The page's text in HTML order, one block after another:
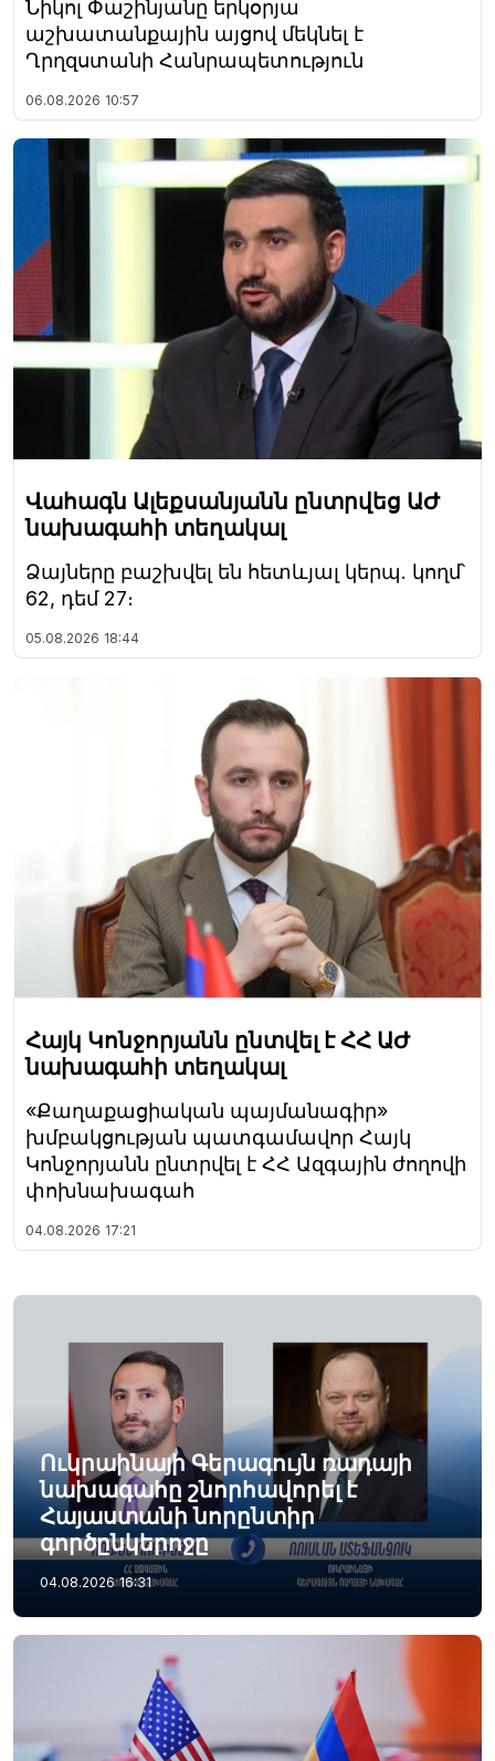
Նիկոլ Փաշինյանը երկօրյա
աշխատանքային այցով մեկնել է
Ղրղզստանի Հանրապետություն
06.08.2026 10:57
Վահագն Ալեքսանյանն ընտրվեց ԱԺ
նախագահի տեղակալ
Ձայները բաշխվել են հետևյալ կերպ. կողմ՝
62, դեմ 27։
05.08.2026 18:44
Հայկ Կոնջորյանն ընտվել է ՀՀ ԱԺ
նախագահի տեղակալ
«Քաղաքացիական պայմանագիր»
խմբակցության պատգամավոր Հայկ
Կոնջորյանն ընտրվել է ՀՀ Ազգային ժողովի
փոխնախագահ
04.08.2026 17:21
Ուկրաինայի Գերագույն ռադայի
նախագահը շնորհավորել է
Հայաստանի նորընտիր
գործընկերոջը
04.08.2026 16:31